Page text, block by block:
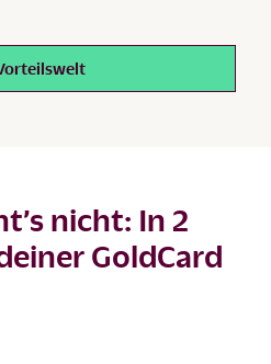
nicht: In 2
GoldCard